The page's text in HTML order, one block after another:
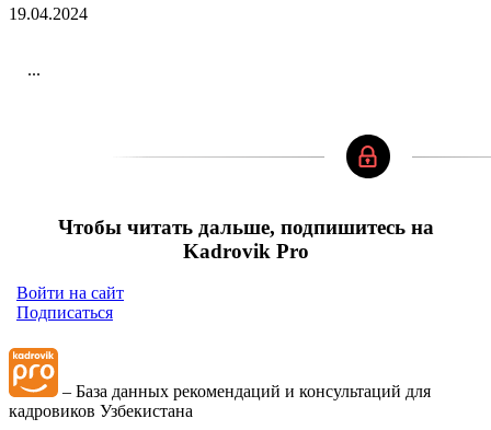
19.04.2024
...
Чтобы читать дальше, подпишитесь на
Kadrovik Pro
Войти на сайт
Подписаться
– База данных рекомендаций и консультаций для
кадровиков Узбекистана